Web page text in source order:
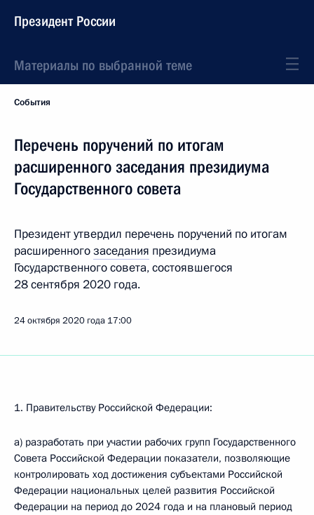
Президент России
Материалы по выбранной теме
События
Перечень поручений по итогам
расширенного заседания президиума
Государственного совета
Президент утвердил перечень поручений по итогам
расширенногозаседания президиума
Государственного совета, состоявшегося
28 сентября 2020 года.
24 октября 2020 года 17:00
1. Правительству Российской Федерации:
а) разработать при участии рабочих групп Государственного
Совета Российской Федерации показатели, позволяющие
контролировать ход достижения субъектами Российской
Федерации национальных целей развития Российской
Федерации на период до 2024 года и на плановый период